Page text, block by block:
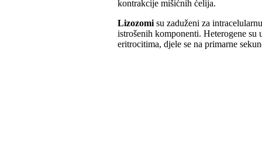
kontrakcije mišićnih ćelija.
Lizozomi su zaduženi za
istrošenih komponenti. Heterogene
eritrocitima, djele se na primarne